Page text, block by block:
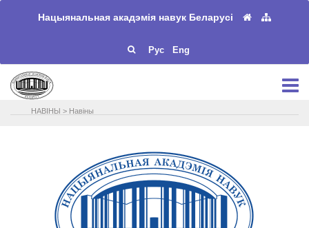
Нацыянальная акадэмія навук Беларусі
Рус Eng
НАВIНЫ > Навіны